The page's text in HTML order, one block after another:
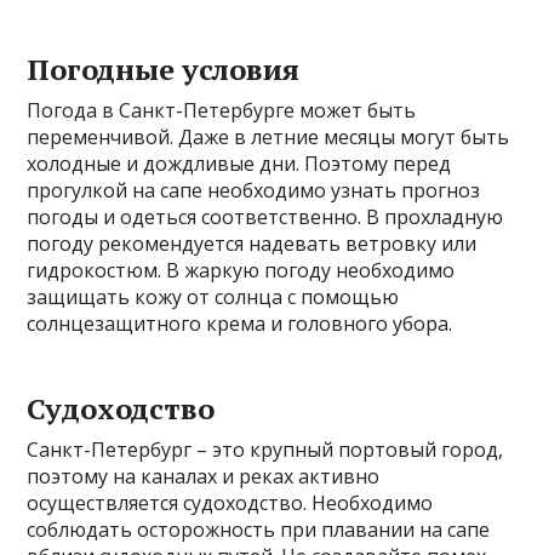
Погодные условия
Погода в Санкт-Петербурге может быть
переменчивой. Даже в летние месяцы могут быть
холодные и дождливые дни. Поэтому перед
прогулкой на сапе необходимо узнать прогноз
погоды и одеться соответственно. В прохладную
погоду рекомендуется надевать ветровку или
гидрокостюм. В жаркую погоду необходимо
защищать кожу от солнца с помощью
солнцезащитного крема и головного убора.
Судоходство
Санкт-Петербург – это крупный портовый город,
поэтому на каналах и реках активно
осуществляется судоходство. Необходимо
соблюдать осторожность при плавании на сапе